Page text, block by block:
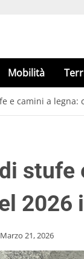
Mobilità
e camini a legna:
stufe
2026
Marzo 21, 2026